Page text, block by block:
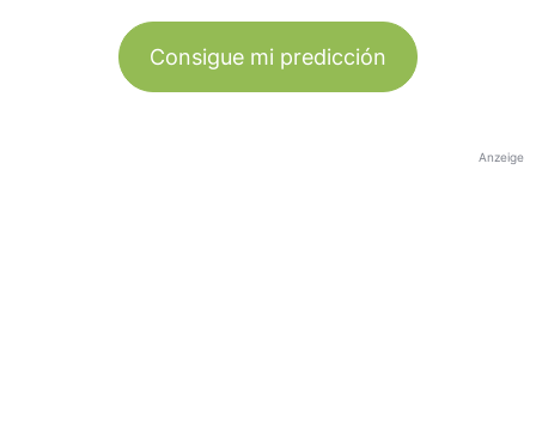
Consigue mi predicción
Anzeige